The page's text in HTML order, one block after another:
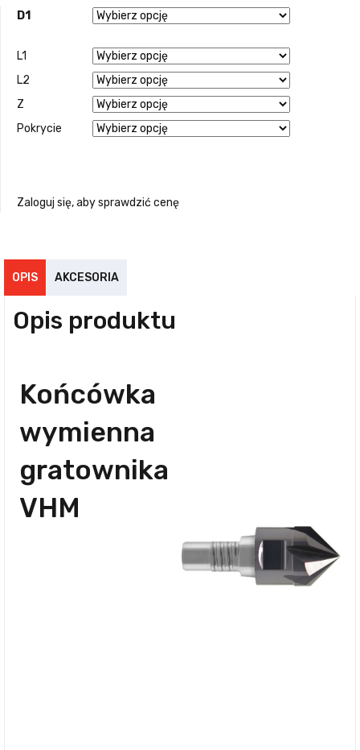
D1
L1
L2
Z
Pokrycie
Zaloguj się, aby sprawdzić cenę
OPIS AKCESORIA
Opis produktu
Końcówka
wymienna
gratownika
VHM